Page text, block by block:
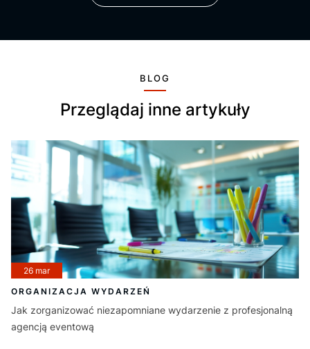
BLOG
Przeglądaj inne artykuły
26 mar
ORGANIZACJA WYDARZEŃ
Jak zorganizować niezapomniane wydarzenie z profesjonalną
agencją eventową